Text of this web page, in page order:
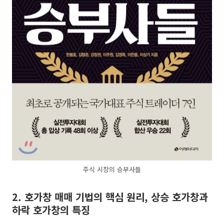
주식 시장의 승부사들
2. 호가창 매매 기법의 핵심 원리, 상승 호가창과
하락 호가창의 특징